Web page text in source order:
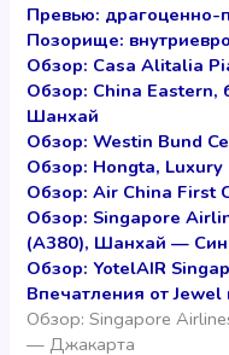
Превью: драгоценно-
Позорище:
Обзор: Casa Alitalia
Обзор: China Eastern,
Шанхай
Обзор: Westin Bund
Обзор: Hongta,
Обзор: Air China First
Обзор: Singapore
(A380), Шанхай —
Обзор: YotelAIR
Впечатления от Jewel
Обзор: Singapore
— Джакарта